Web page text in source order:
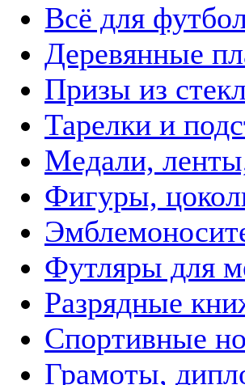
Всё для
Деревянные
Призы из
Тарелки и
Медали,
Фигуры,
Футляры для
Разрядные
Спортивные
Грамоты,